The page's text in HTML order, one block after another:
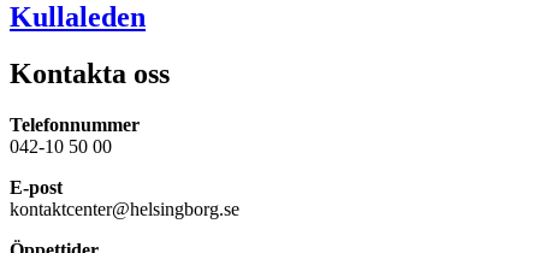
Kullaleden
Kontakta oss
Telefonnummer
042-10 50 00
E-post
kontaktcenter@helsingborg.se